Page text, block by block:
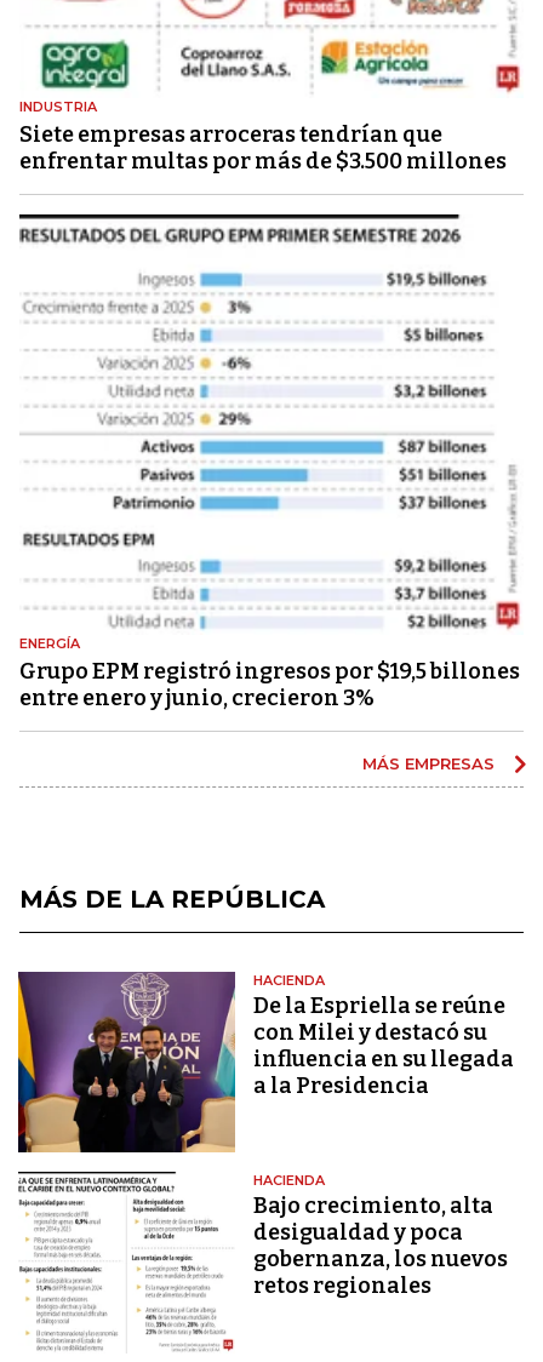
INDUSTRIA
Siete empresas arroceras tendrían que
enfrentar multas por más de $3.500 millones
ENERGÍA
Grupo EPM registró ingresos por $19,5 billones
entre enero y junio, crecieron 3%
MÁS EMPRESAS
MÁS DE LA REPÚBLICA
HACIENDA
De la Espriella se reúne
con Milei y destacó su
influencia en su llegada
a la Presidencia
HACIENDA
Bajo crecimiento, alta
desigualdad y poca
gobernanza, los nuevos
retos regionales